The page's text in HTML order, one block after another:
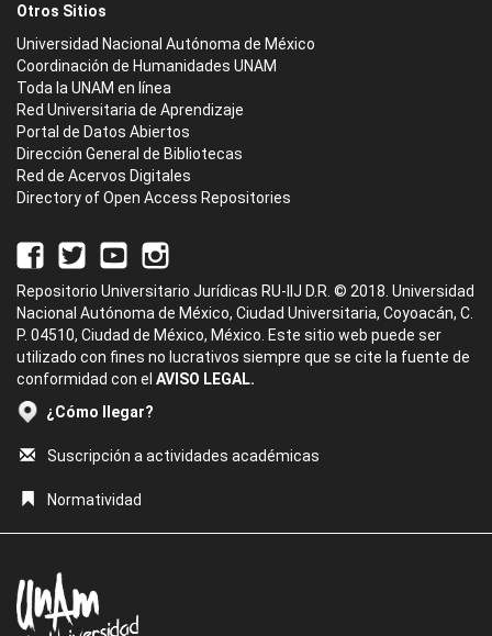
Otros Sitios
Universidad Nacional Autónoma de México
Coordinación de Humanidades UNAM
Toda la UNAM en línea
Red Universitaria de Aprendizaje
Portal de Datos Abiertos
Dirección General de Bibliotecas
Red de Acervos Digitales
Directory of Open Access Repositories
Repositorio Universitario Jurídicas RU-IIJ D.R. © 2018. Universidad
Nacional Autónoma de México, Ciudad Universitaria, Coyoacán, C.
P. 04510, Ciudad de México, México. Este sitio web puede ser
utilizado con fines no lucrativos siempre que se cite la fuente de
conformidad con el AVISO LEGAL.
¿Cómo llegar?
Suscripción a actividades académicas
Normatividad